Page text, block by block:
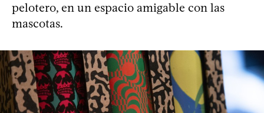
pelotero, en un espacio amigable con las
mascotas.